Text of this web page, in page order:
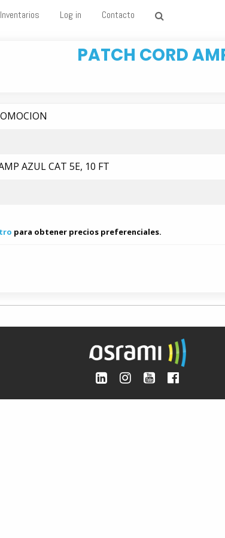
Inventarios Log in Contacto
PATCH CORD
AZUL CAT 5E, 10 FT
para obtener precios preferenciales.